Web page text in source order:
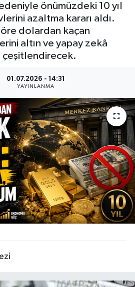
önümüzdeki 10 yıl
azaltma kararı aldı.
dolardan kaçan
altın ve yapay zekâ
çeşitlendirecek.
01.07.2026 - 14:31
YAYINLANMA